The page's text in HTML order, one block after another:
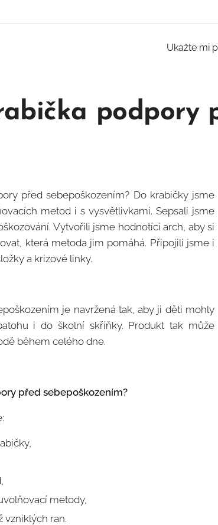
Ukažte mi
podpory
před sebepoškozením? Do krabičky jsme
metod i s vysvětlivkami. Sepsali jsme
Vytvořili jsme hodnotící arch, aby si
která metoda jim pomáhá. Připojili jsme i
a krizové linky.
je navržená tak, aby ji děti mohly
i do školní skříňky. Produkt tak může
během celého dne.
před sebepoškozením?
metody,
vzniklých ran.